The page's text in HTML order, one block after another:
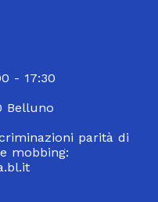
- 17:30
Belluno
parità di
mobbing: